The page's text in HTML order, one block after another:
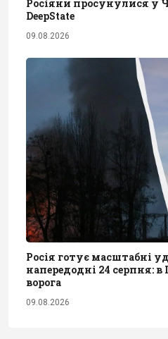
Росіяни просунулися у
DeepState
09.08.2026
Росія готує масштабні
напередодні 24 серпня: в
ворога
09.08.2026